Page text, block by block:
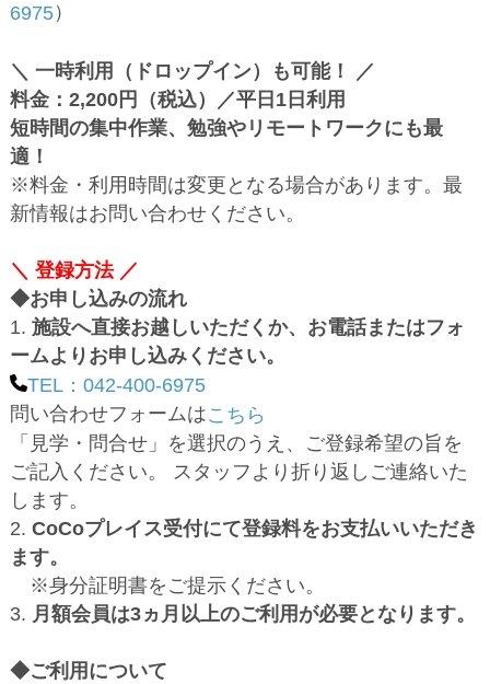
6975）
＼ 一時利用（ドロップイン）も可能！ ／
料金：2,200円（税込）／平日1日利用
短時間の集中作業、勉強やリモートワークにも最
適！
※料金・利用時間は変更となる場合があります。最
新情報はお問い合わせください。
＼ 登録方法 ／
◆お申し込みの流れ
1. 施設へ直接お越しいただくか、お電話またはフォ
ームよりお申し込みください。
TEL：042-400-6975
問い合わせフォームはこちら
「見学・問合せ」を選択のうえ、ご登録希望の旨を
ご記入ください。 スタッフより折り返しご連絡いた
します。
2. CoCoプレイス受付にて登録料をお支払いいただき
ます。
※身分証明書をご提示ください。
3. 月額会員は3ヵ月以上のご利用が必要となります。
◆ご利用について